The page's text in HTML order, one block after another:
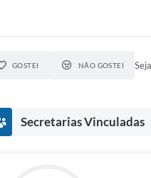
GOSTEI NÃO GOSTEI
Secretarias Vinculadas